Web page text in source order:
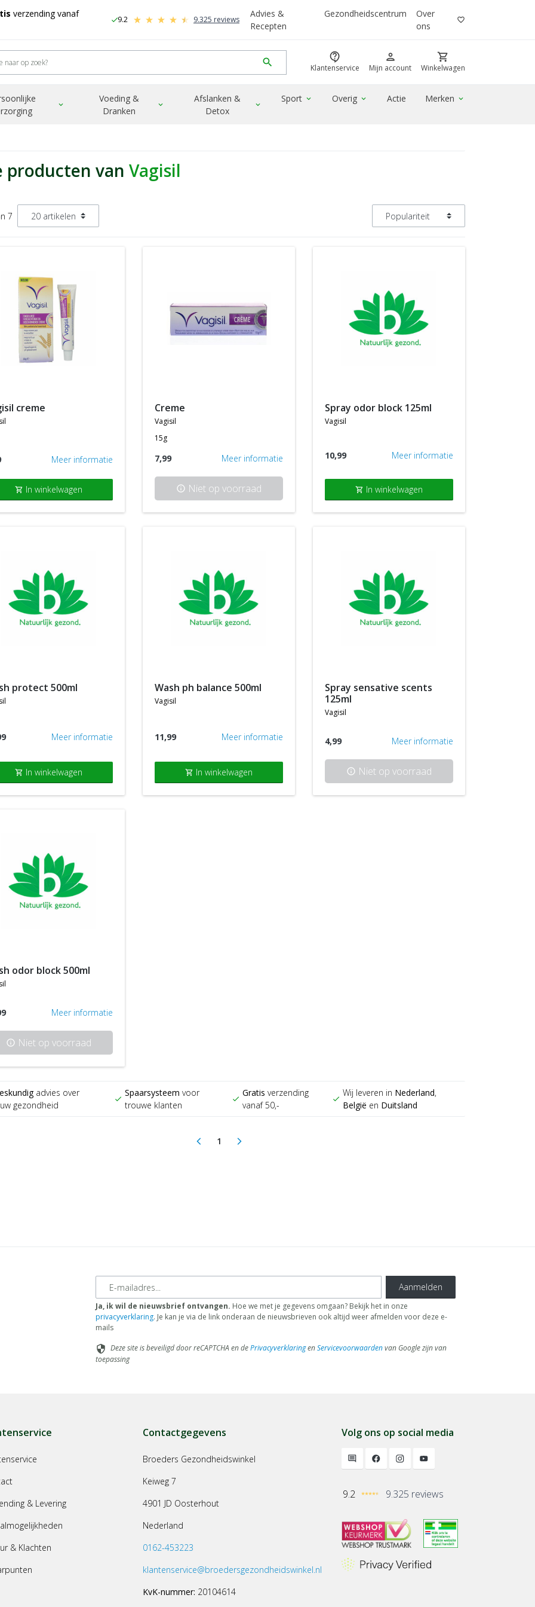
verzending vanaf
check9.2 9.325 reviews
Advies &
Recepten
Gezondheidscentrum
Over
ons
favorite_border
search contact_support
Klantenservice
person
Mijn account
shopping_cart
Winkelwagen
expand_more
Voeding &
Dranken
expand_more
Afslanken &
Detox
expand_more
Sport expand_more Overig expand_more Actie Merken expand_more
producten van Vagisil
7
creme
Meer informatie
shopping_cart In winkelwagen
creme
vagisil
15g
7,99 Meer informatie
info Niet op voorraad
spray odor block 125ml
vagisil
10,99 Meer informatie
shopping_cart In winkelwagen
protect 500ml
Meer informatie
shopping_cart In winkelwagen
wash ph balance 500ml
vagisil
11,99 Meer informatie
shopping_cart In winkelwagen
spray sensative scents
125ml
vagisil
4,99 Meer informatie
info Niet op voorraad
odor block 500ml
Meer informatie
info Niet op voorraad
advies over
gezondheid
check
Spaarsysteem voor
trouwe klanten
check
Gratis verzending
vanaf 50,-
check
Wij leveren in Nederland,
België en Duitsland
arrow_back_ios 1(current)
arrow_forward_ios
E-mailadres Aanmelden
Ja, ik wil de nieuwsbrief ontvangen. Hoe we met je gegevens omgaan? Bekijk het in onze
privacyverklaring. Je kan je via de link onderaan de nieuwsbrieven ook altijd weer afmelden voor deze e-
mails
security Deze site is beveiligd door reCAPTCHA en dePrivacyverklaringenServicevoorwaardenvan Google zijn van
toepassing
& Levering
& Klachten
Contactgegevens
Broeders Gezondheidswinkel
Keiweg 7
4901 JD Oosterhout
Nederland
0162-453223
klantenservice@broedersgezondheidswinkel.nl
KvK-nummer: 20104614
Volg ons op social media
9.2 9.325 reviews